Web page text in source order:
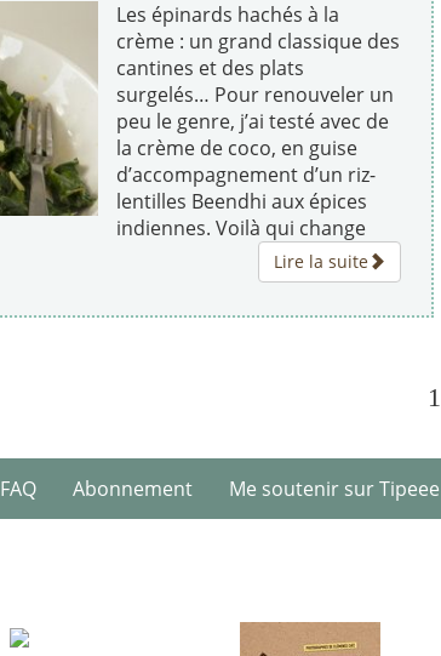
Les épinards hachés à la
crème : un grand classique des
cantines et des plats
surgelés… Pour renouveler un
peu le genre, j’ai testé avec de
la crème de coco, en guise
d’accompagnement d’un riz-
lentilles Beendhi aux épices
indiennes. Voilà qui change
Lire la suite
1
FAQ Abonnement Me soutenir sur Tipeee